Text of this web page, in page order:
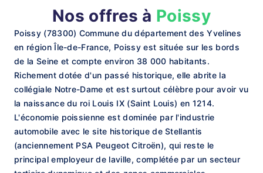
Nos offres à Poissy
Poissy (78300) Commune du département des Yvelines
en région Île-de-France, Poissy est située sur les bords
de la Seine et compte environ 38 000 habitants.
Richement dotée d'un passé historique, elle abrite la
collégiale Notre-Dame et est surtout célèbre pour avoir vu
la naissance du roi Louis IX (Saint Louis) en 1214.
L'économie poissienne est dominée par l'industrie
automobile avec le site historique de Stellantis
(anciennement PSA Peugeot Citroën), qui reste le
principal employeur de laville, complétée par un secteur